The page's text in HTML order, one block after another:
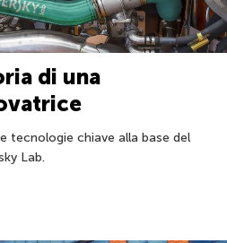
di una
tecnologie chiave alla base del
Lab.